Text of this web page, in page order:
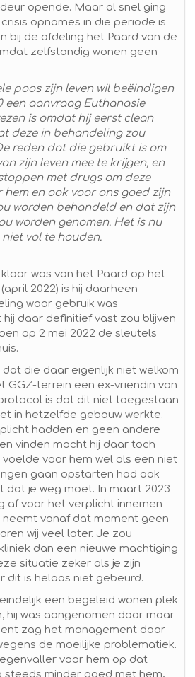
opende. Maar al snel ging
opnames in die periode is
bij de afdeling het Paard van de
zelfstandig wonen geen
poos zijn leven wil beëindigen
een aanvraag Euthanasie
is omdat hij eerst clean
deze in behandeling zou
reden dat die gebruikt is om
zijn leven mee te krijgen, en
met drugs om deze
hem en ook voor ons goed zijn
worden behandeld en dat zijn
worden genomen. Het is nu
vol te houden.
was van het Paard op het
2022) is hij daarheen
waar gebruik was
daar definitief vast zou blijven
op 2 mei 2022 de sleutels
die daar eigenlijk niet welkom
GGZ-terrein een ex-vriendin van
is dat dit niet toegestaan
in hetzelfde gebouw werkte.
hadden en geen andere
vinden mocht hij daar toch
voor hem wel als een niet
gaan opstarten had ook
dat je weg moet. In maart 2023
af voor het verplicht innemen
neemt vanaf dat moment geen
wij veel later. Je zou
dan een nieuwe machtiging
situatie zeker als je zijn
dit is helaas niet gebeurd.
een begeleid wonen plek
hij was aangenomen daar maar
zag het management daar
de moeilijke problematiek.
voor hem op dat
steeds minder goed met hem,